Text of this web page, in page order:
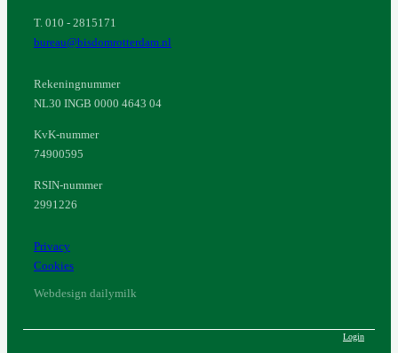
T. 010 - 2815171
bureau@bisdomrotterdam.nl
Rekeningnummer
NL30 INGB 0000 4643 04
KvK-nummer
74900595
RSIN-nummer
2991226
Privacy
Cookies
Webdesign dailymilk
Login